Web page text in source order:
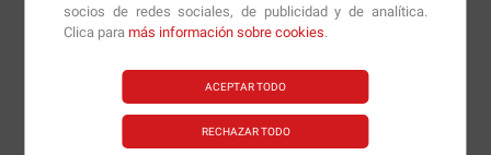
socios de redes sociales, de publicidad y de analítica.
Clica paramás información sobre cookies.
ACEPTAR TODO
RECHAZAR TODO
imprescindible para alcanzar sus objetivos fitness. Ya
sea antes del ejercicio para proporcionar un impulso
energético, después para apoyar la recuperación
muscular o simplemente como un tentempié nutritivo
entre comidas, estas barras cumplen con creces. Su